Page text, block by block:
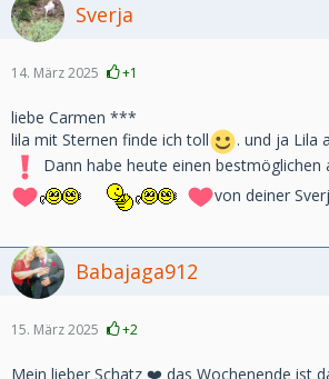
Sverja
14. März 2025 +1
liebe Carmen ***
lila mit Sternen finde ich toll
. und ja Lila
Dann habe heute einen bestmöglichen
von deiner
Babajaga912
15. März 2025 +2
Mein lieber Schatz ❤️ das Wochenende ist